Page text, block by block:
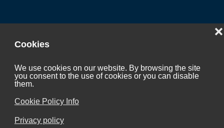
Cookies
We use cookies on our website. By browsing the site
you consent to the use of cookies or you can disable
them.
Cookie Policy Info
Privacy policy
❌
Project "Coordination activity of the Czech Hydrogen
is Co-funded by the European Union.